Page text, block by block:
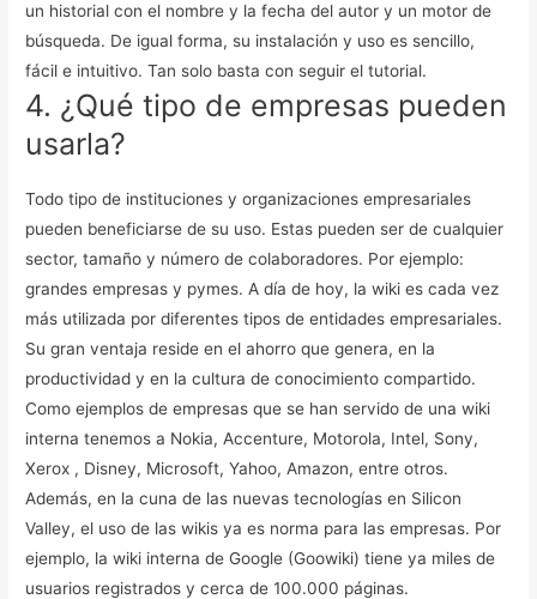
un historial con el nombre y la fecha del autor y un motor de
búsqueda. De igual forma, su instalación y uso es sencillo,
fácil e intuitivo. Tan solo basta con seguir el tutorial.
4. ¿Qué tipo de empresas pueden
usarla?
Todo tipo de instituciones y organizaciones empresariales
pueden beneficiarse de su uso. Estas pueden ser de cualquier
sector, tamaño y número de colaboradores. Por ejemplo:
grandes empresas y pymes. A día de hoy, la wiki es cada vez
más utilizada por diferentes tipos de entidades empresariales.
Su gran ventaja reside en el ahorro que genera, en la
productividad y en la cultura de conocimiento compartido.
Como ejemplos de empresas que se han servido de una wiki
interna tenemos a Nokia, Accenture, Motorola, Intel, Sony,
Xerox , Disney, Microsoft, Yahoo, Amazon, entre otros.
Además, en la cuna de las nuevas tecnologías en Silicon
Valley, el uso de las wikis ya es norma para las empresas. Por
ejemplo, la wiki interna de Google (Goowiki) tiene ya miles de
usuarios registrados y cerca de 100.000 páginas.